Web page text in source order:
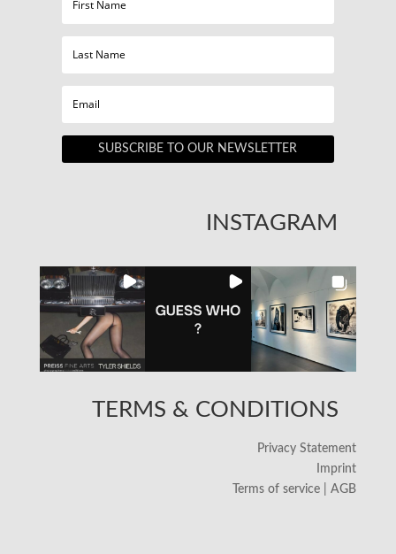
SUBSCRIBE TO OUR NEWSLETTER
INSTAGRAM
TERMS & CONDITIONS
Privacy Statement
Imprint
Terms of service | AGB